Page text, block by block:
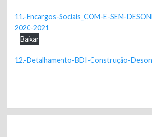
11.-Encargos-Sociais_COM-E-SEM-
2020-2021
Baixar
12.-Detalhamento-BDI-Construção-
Continue
Reading